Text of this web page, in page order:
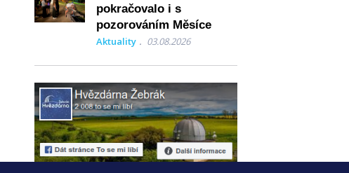
pokračovalo i s
pozorováním Měsíce
Aktuality 03.08.2026